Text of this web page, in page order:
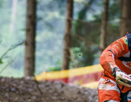
Events Erlebnisse Seiten